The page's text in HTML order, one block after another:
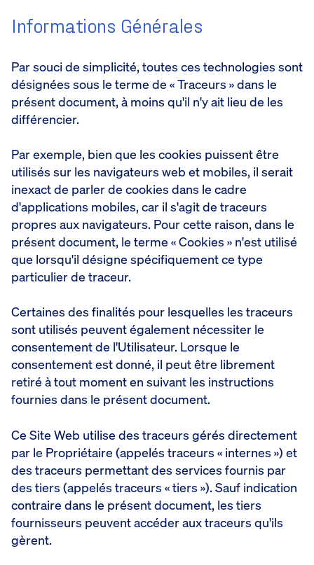
Informations Générales
Par souci de simplicité, toutes ces technologies sont
désignées sous le terme de « Traceurs » dans le
présent document, à moins qu'il n'y ait lieu de les
différencier.
Par exemple, bien que les cookies puissent être
utilisés sur les navigateurs web et mobiles, il serait
inexact de parler de cookies dans le cadre
d'applications mobiles, car il s'agit de traceurs
propres aux navigateurs. Pour cette raison, dans le
présent document, le terme « Cookies » n'est utilisé
que lorsqu'il désigne spécifiquement ce type
particulier de traceur.
Certaines des finalités pour lesquelles les traceurs
sont utilisés peuvent également nécessiter le
consentement de l'Utilisateur. Lorsque le
consentement est donné, il peut être librement
retiré à tout moment en suivant les instructions
fournies dans le présent document.
Ce Site Web utilise des traceurs gérés directement
par le Propriétaire (appelés traceurs « internes ») et
des traceurs permettant des services fournis par
des tiers (appelés traceurs « tiers »). Sauf indication
contraire dans le présent document, les tiers
fournisseurs peuvent accéder aux traceurs qu'ils
gèrent.